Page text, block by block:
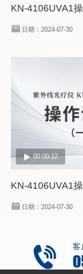
KN-4106UVA1操
日期：2024-07-30
00:00:12
KN-4106UVA1操
日期：2024-07-30
客